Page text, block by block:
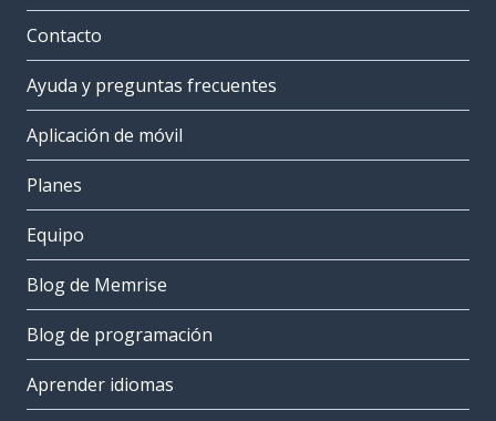
Contacto
Ayuda y preguntas frecuentes
Aplicación de móvil
Planes
Equipo
Blog de Memrise
Blog de programación
Aprender idiomas